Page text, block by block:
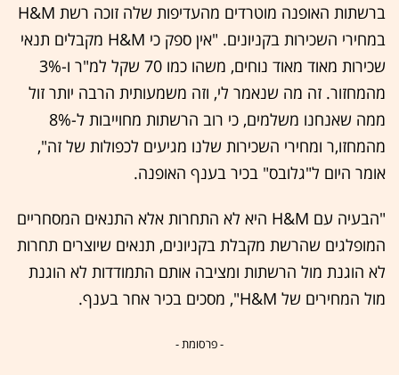
ברשתות האופנה מוטרדים מהעדיפות שלה זוכה רשת H&M
במחירי השכירות בקניונים. "אין ספק כי H&M מקבלים תנאי
שכירות מאוד מאוד נוחים, משהו כמו 70 שקל למ"ר ו-3%
מהמחזור. זה מה שנאמר לי, וזה משמעותית הרבה יותר זול
ממה שאנחנו משלמים, כי רוב הרשתות מחוייבות ל-8%
מהמחזו,ר ומחירי השכירות שלנו מגיעים לכפולות של זה",
אומר היום ל"גלובס" בכיר בענף האופנה.
"הבעיה עם H&M היא לא התחרות אלא התנאים המסחריים
המופלגים שהרשת מקבלת בקניונים, תנאים שיוצרים תחרות
לא הוגנת מול הרשתות ומציבה אותם התמודדות לא הוגנת
מול המחירים של H&M", מסכים בכיר אחר בענף.
- פרסומת -